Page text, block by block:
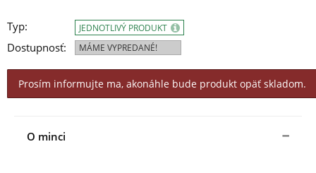
Typ:
Dostupnosť:
JEDNOTLIVÝ PRODUKT
MÁME VYPREDANÉ!
Prosím informujte ma, akonáhle bude produkt opäť skladom.
O minci